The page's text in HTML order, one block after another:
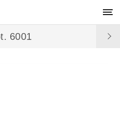
6001